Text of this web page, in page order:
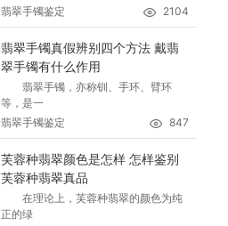
翡翠手镯鉴定
2104
翡翠手镯真假辨别四个方法 戴翡
翠手镯有什么作用
翡翠手镯，亦称钏、手环、臂环
等，是一
翡翠手镯鉴定
847
芙蓉种翡翠颜色是怎样 怎样鉴别
芙蓉种翡翠真品
在理论上，芙蓉种翡翠的颜色为纯
正的绿